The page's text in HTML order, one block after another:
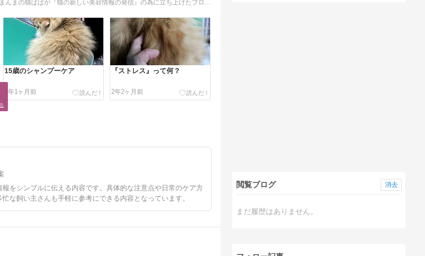
15歳のシャンプーケア
2年1ヶ月前
『ストレス』って何？
2年2ヶ月前
をシンプルに伝える内容です。具体的な注意点や日常のケア方
な飼い主さんも手軽に参考にできる内容となっています。
閲覧ブログ
まだ履歴はありません。
消去